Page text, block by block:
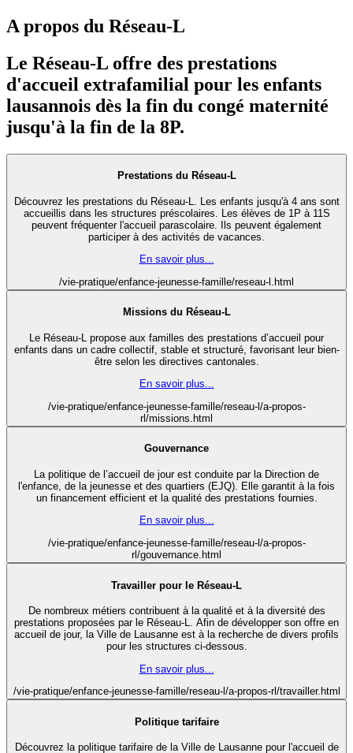
A propos du Réseau-L
Le Réseau-L offre des prestations
d'accueil extrafamilial pour les enfants
lausannois dès la fin du congé maternité
jusqu'à la fin de la 8P.
Prestations du Réseau-L
Découvrez les prestations du Réseau-L. Les enfants jusqu'à 4 ans sont
accueillis dans les structures préscolaires. Les élèves de 1P à 11S
peuvent fréquenter l'accueil parascolaire. Ils peuvent également
participer à des activités de vacances.
En savoir plus...
/vie-pratique/enfance-jeunesse-famille/reseau-l.html
Missions du Réseau-L
Le Réseau-L propose aux familles des prestations d’accueil pour
enfants dans un cadre collectif, stable et structuré, favorisant leur bien-
être selon les directives cantonales.
En savoir plus...
/vie-pratique/enfance-jeunesse-famille/reseau-l/a-propos-
rl/missions.html
Gouvernance
La politique de l’accueil de jour est conduite par la Direction de
l'enfance, de la jeunesse et des quartiers (EJQ). Elle garantit à la fois
un financement efficient et la qualité des prestations fournies.
En savoir plus...
/vie-pratique/enfance-jeunesse-famille/reseau-l/a-propos-
rl/gouvernance.html
Travailler pour le Réseau-L
De nombreux métiers contribuent à la qualité et à la diversité des
prestations proposées par le Réseau-L. Afin de développer son offre en
accueil de jour, la Ville de Lausanne est à la recherche de divers profils
pour les structures ci-dessous.
En savoir plus...
/vie-pratique/enfance-jeunesse-famille/reseau-l/a-propos-rl/travailler.html
Politique tarifaire
Découvrez la politique tarifaire de la Ville de Lausanne pour l'accueil de